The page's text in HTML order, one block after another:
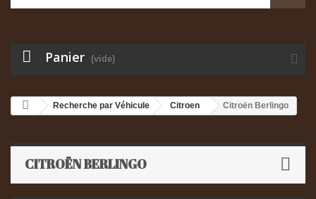
Panier (vide)
Recherche par Véhicule Citroen Citroën Berlingo
CITROËN BERLINGO